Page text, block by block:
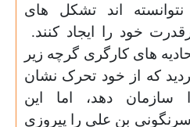
اند تشکل های
خود را ایجاد کنند.
های کارگری گرچه زیر
که از خود تحرک نشان
سازمان دهد، اما این
بن علی را پیروزی